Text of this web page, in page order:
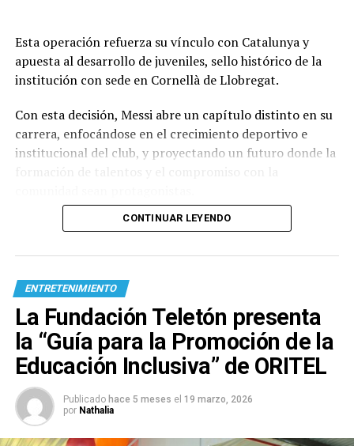
Esta operación refuerza su vínculo con Catalunya y
apuesta al desarrollo de juveniles, sello histórico de la
institución con sede en Cornellà de Llobregat.
Con esta decisión, Messi abre un capítulo distinto en su
carrera, enfocándose en el crecimiento deportivo e
institucional del club, y proyectando un futuro donde la
CONTINUAR LEYENDO
ENTRETENIMIENTO
La Fundación Teletón presenta
la “Guía para la Promoción de la
Educación Inclusiva” de ORITEL
Publicado hace 5 meses el 19 marzo, 2026
por Nathalia